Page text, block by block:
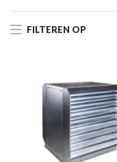
FILTEREN OP